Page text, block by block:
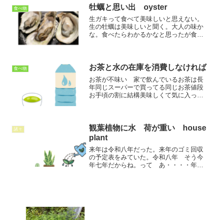
良しといわれると気持ちいい。昨日退社
前 掃除を30分した。普段...
食べ物 牡蠣と思い出 oyster
生ガキって食べて美味しいと思えない。
生の牡蠣は美味しいと聞く。大人の味か
な。食べたらわかるかなと思ったが食べ
でかける。有名居酒屋チェ...
食べ物 お茶と水の在庫を消費しなければ
お茶が不味い 家で飲んでいるお茶は長
年同じスーパーで買ってる同じお茶値段
お手頃の割に結構美味しくて気に入って
味覚障害ではないようだ。邪...
諸々
観葉植物に水 荷が重い house
plant
来年は令和八年だった。来年のゴミ回収
の予定表をみていた。令和八年 そう今
年七年だからね。って あ・・・・年賀